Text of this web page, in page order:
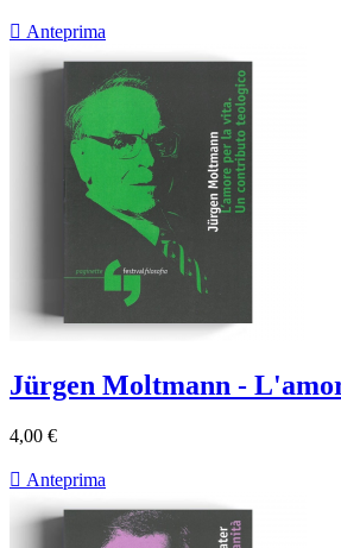
 Anteprima
Jürgen Moltmann -
4,00 €
 Anteprima